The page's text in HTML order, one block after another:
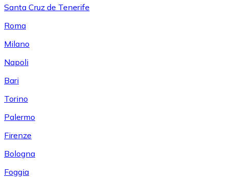
Santa Cruz de Tenerife
Roma
Milano
Napoli
Bari
Torino
Palermo
Firenze
Bologna
Foggia